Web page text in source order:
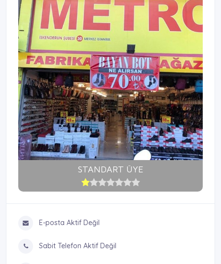
STANDART ÜYE
E-posta Aktif Değil
Sabit Telefon Aktif Değil